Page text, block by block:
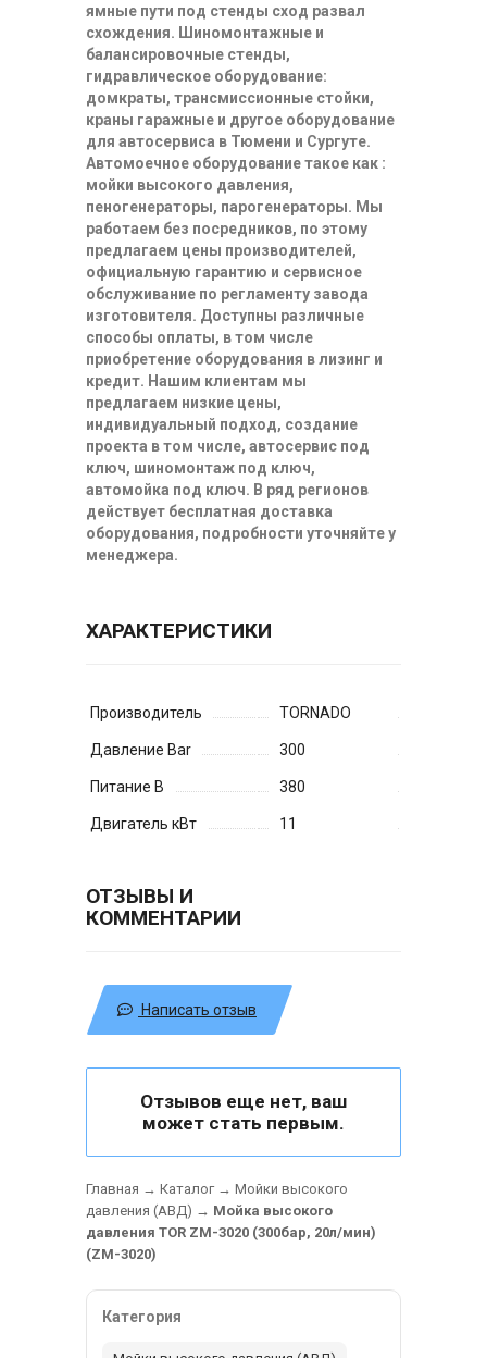
ямные пути под стенды сход развал
схождения. Шиномонтажные и
балансировочные стенды,
гидравлическое оборудование:
домкраты, трансмиссионные стойки,
краны гаражные и другое оборудование
для автосервиса в Тюмени и Сургуте.
Автомоечное оборудование такое как :
мойки высокого давления,
пеногенераторы, парогенераторы. Мы
работаем без посредников, по этому
предлагаем цены производителей,
официальную гарантию и сервисное
обслуживание по регламенту завода
изготовителя. Доступны различные
способы оплаты, в том числе
приобретение оборудования в лизинг и
кредит. Нашим клиентам мы
предлагаем низкие цены,
индивидуальный подход, создание
проекта в том числе, автосервис под
ключ, шиномонтаж под ключ,
автомойка под ключ. В ряд регионов
действует бесплатная доставка
оборудования, подробности уточняйте у
менеджера.
ХАРАКТЕРИСТИКИ
Производитель TORNADO
Давление Bar 300
Питание В 380
Двигатель кВт 11
ОТЗЫВЫ И
КОММЕНТАРИИ
Написать отзыв
Отзывов еще нет, ваш
может стать первым.
Главная → Каталог→ Мойки высокого
давления (АВД) → Мойка высокого
давления TOR ZM-3020 (300бар, 20л/мин)
(ZM-3020)
Категория